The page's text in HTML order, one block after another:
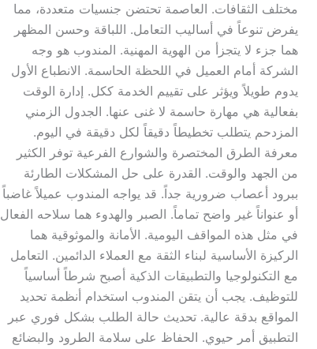
مختلف الثقافات. العاصمة تحتضن جنسيات متعددة، مما
يفرض تنوعاً في أساليب التعامل. اللباقة وحسن المظهر
هما جزء لا يتجزأ من الهوية المهنية. المندوب هو وجه
الشركة أمام العميل في اللحظة الحاسمة. الانطباع الأول
يدوم طويلاً ويؤثر على تقييم الخدمة ككل. إدارة الوقت
بفعالية هي مهارة حاسمة لا غنى عنها. الجدول الزمني
المزدحم يتطلب تخطيطاً دقيقاً لكل دقيقة في اليوم.
معرفة الطرق المختصرة والشوارع الفرعية توفر الكثير
من الجهد والوقت. القدرة على حل المشكلات الطارئة
ببرود أعصاب ضرورية جداً. قد يواجه المندوب عميلاً غاضباً
أو عنواناً غير واضح تماماً. الصبر والهدوء هما سلاحه الفعال
في مثل هذه المواقف اليومية. الأمانة والموثوقية هما
الركيزة الأساسية لبناء الثقة مع العملاء الدائمين. التعامل
مع التكنولوجيا والتطبيقات الذكية أصبح شرطاً أساسياً
للتوظيف. يجب أن يتقن المندوب استخدام أنظمة تحديد
المواقع بدقة عالية. تحديث حالة الطلب بشكل فوري عبر
التطبيق أمر حيوي. الحفاظ على سلامة الطرود والبضائع